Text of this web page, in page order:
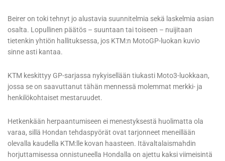
Beirer on toki tehnyt jo alustavia suunnitelmia sekä laskelmia asian
osalta. Lopullinen päätös – suuntaan tai toiseen – nuijitaan
tietenkin yhtiön hallituksessa, jos KTM:n MotoGP-luokan kuvio
sinne asti kantaa.
KTM keskittyy GP-sarjassa nykyisellään tiukasti Moto3-luokkaan,
jossa se on saavuttanut tähän mennessä molemmat merkki- ja
henkilökohtaiset mestaruudet.
Hetkenkään herpaantumiseen ei menestyksestä huolimatta ola
varaa, sillä Hondan tehdaspyörät ovat tarjonneet meneillään
olevalla kaudella KTM:lle kovan haasteen. Itävaltalaismahdin
horjuttamisessa onnistuneella Hondalla on ajettu kaksi viimeisintä